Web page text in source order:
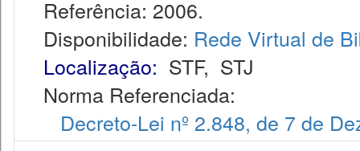
Referência: 2006.
Disponibilidade: Rede Virtual de
Localização: STF, STJ
Norma Referenciada:
Decreto-Lei nº 2.848, de 7 de